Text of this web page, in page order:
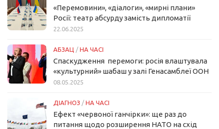
«Перемовини», «діалоги», «мирні плани»
Росії: театр абсурду замість дипломатії
22.06.2025
АБЗАЦ / НА ЧАСІ
Спаскудження перемоги: росія влаштувала
«культурний» шабаш у залі Генасамблеї ООН
08.05.2025
ДІАГНОЗ / НА ЧАСІ
Ефект «червоної ганчірки»: ще раз до
питання щодо розширення НАТО на схід